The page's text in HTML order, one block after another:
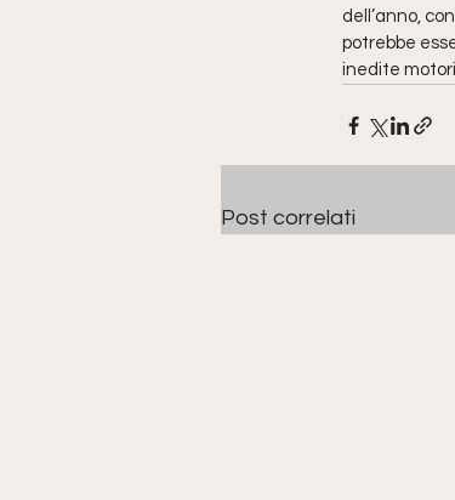
dell’anno,
potrebbe
inedite
Post correlati